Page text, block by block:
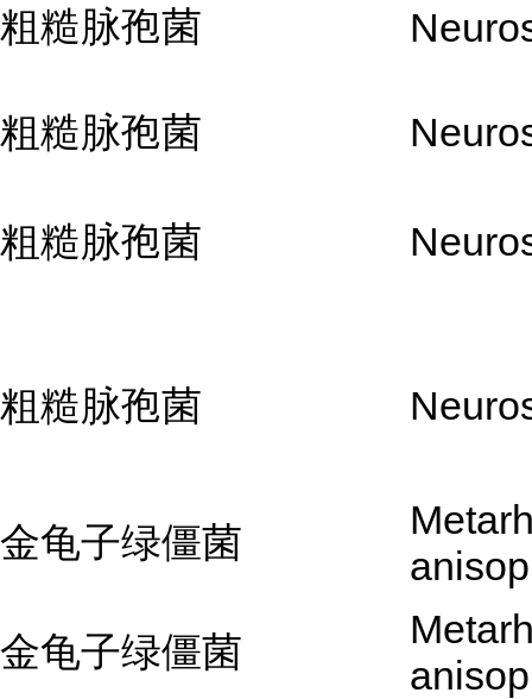
粗糙脉孢菌
粗糙脉孢菌
粗糙脉孢菌
粗糙脉孢菌
金龟子绿僵菌
金龟子绿僵菌